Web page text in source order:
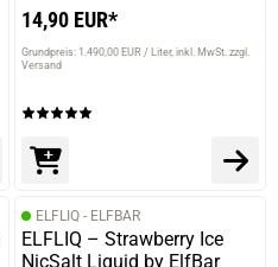
14,90 EUR*
Grundpreis: 1.490,00 EUR / Liter inkl. MwSt. zzgl.
Versand
ELFLIQ - ELFBAR
ELFLIQ – Strawberry Ice
NicSalt Liquid by ElfBar